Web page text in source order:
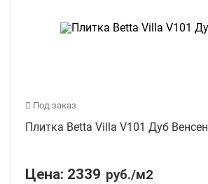
Под заказ
Плитка Betta Villa V101 Дуб Венсен
Цена: 2339 руб./м2